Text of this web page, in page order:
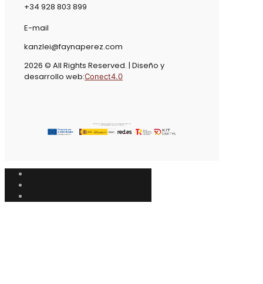
+34 928 803 899
E-mail
kanzlei@faynaperez.com
2026 © All Rights Reserved. | Diseño y
desarrollo web:Conect4.0